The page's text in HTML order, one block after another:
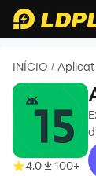
INÍCIO /
4.0 100+